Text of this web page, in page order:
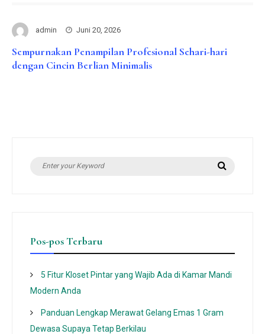
admin Juni 20, 2026
Sempurnakan Penampilan Profesional Sehari-hari
dengan Cincin Berlian Minimalis
Search
Pos-pos Terbaru
5 Fitur Kloset Pintar yang Wajib Ada di Kamar Mandi
Modern Anda
Panduan Lengkap Merawat Gelang Emas 1 Gram
Dewasa Supaya Tetap Berkilau